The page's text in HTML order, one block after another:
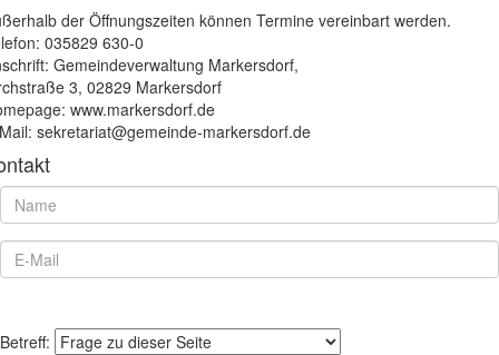
der Öffnungszeiten können Termine vereinbart werden.
035829 630-0
Gemeindeverwaltung Markersdorf,
3, 02829 Markersdorf
www.markersdorf.de
sekretariat@gemeinde-markersdorf.de
Betreff: